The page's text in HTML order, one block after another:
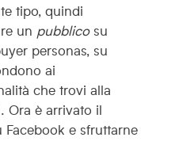
tipo, quindi
un pubblicosu
personas, su
ai
che trovi alla
Ora è arrivato il
e sfruttarne